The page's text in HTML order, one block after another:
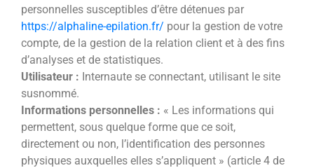
personnelles susceptibles d’être détenues par
https://alphaline-epilation.fr/ pour la gestion de votre
compte, de la gestion de la relation client et à des fins
d’analyses et de statistiques.
Utilisateur : Internaute se connectant, utilisant le site
susnommé.
Informations personnelles : « Les informations qui
permettent, sous quelque forme que ce soit,
directement ou non, l’identification des personnes
physiques auxquelles elles s’appliquent » (article 4 de